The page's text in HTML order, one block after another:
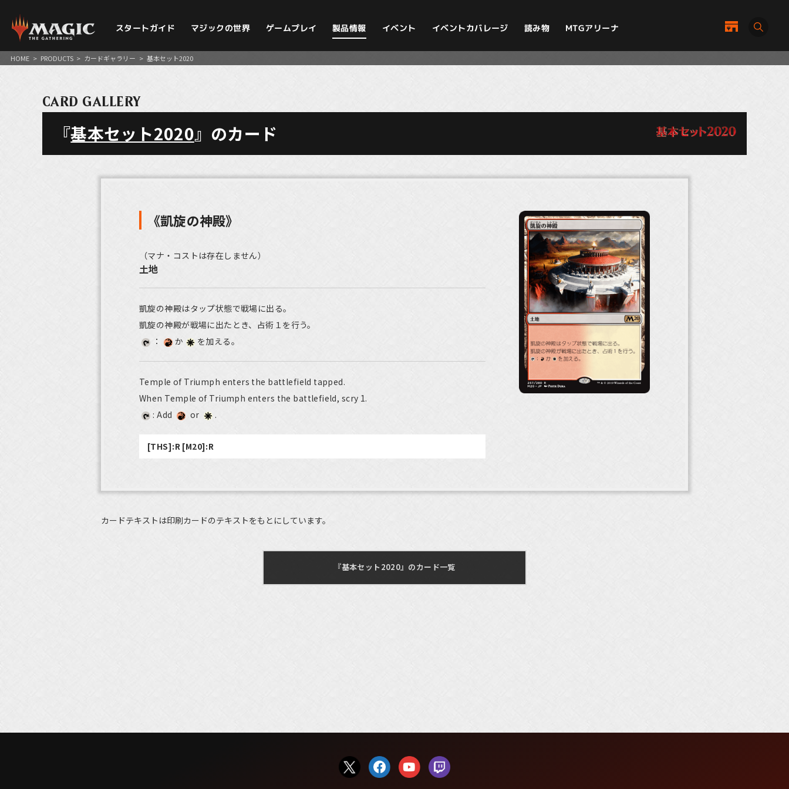
スタートガイド マジックの世界 ゲームプレイ 製品情報 イベント イベントカバレージ 読み物 MTGアリーナ
HOME > PRODUCTS > カードギャラリー > 基本セット2020
CARD GALLERY
『基本セット2020』のカード
《凱旋の神殿》
（マナ・コストは存在しません）
土地
凱旋の神殿はタップ状態で戦場に出る。
凱旋の神殿が戦場に出たとき、占術１を行う。
：
か を加える。
Temple of Triumph enters the battlefield tapped.
When Temple of Triumph enters the battlefield, scry 1.
: Add
or .
[THS]:R [M20]:R
カードテキストは印刷カードのテキストをもとにしています。
『基本セット2020』のカード一覧